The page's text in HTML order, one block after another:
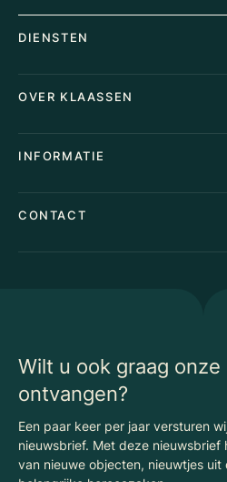
DIENSTEN
Aankoopopdracht
Stille verkoop
Taxaties
Advies
OVER KLAASSEN
Waarom Klaassen
Vacatures
Algemene voorwaarden
INFORMATIE
Vergunningen
CONTACT
Wilt u ook graag
ontvangen?
Een paar keer per jaar versturen
nieuwsbrief. Met deze
van nieuwe objecten, nieuwtjes